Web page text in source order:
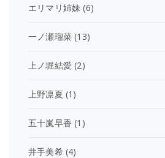
エリマリ姉妹 (6)
一ノ瀬瑠菜 (13)
上ノ堀結愛 (2)
上野凛夏 (1)
五十嵐早香 (1)
井手美希(4)